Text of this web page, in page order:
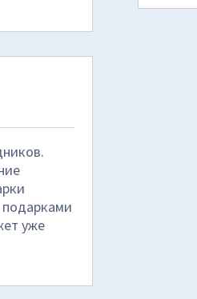
уже